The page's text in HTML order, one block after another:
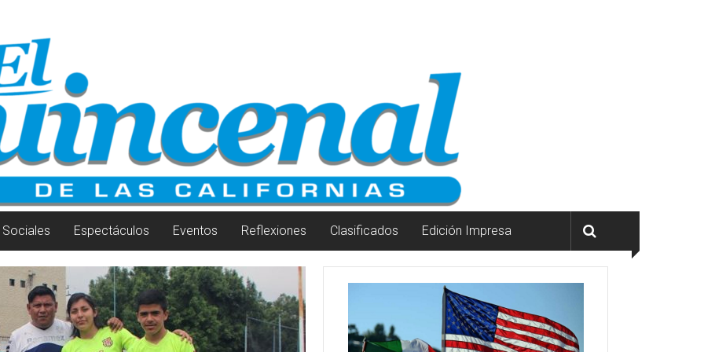
Sociales Espectáculos Eventos Reflexiones Clasificados Edición Impresa